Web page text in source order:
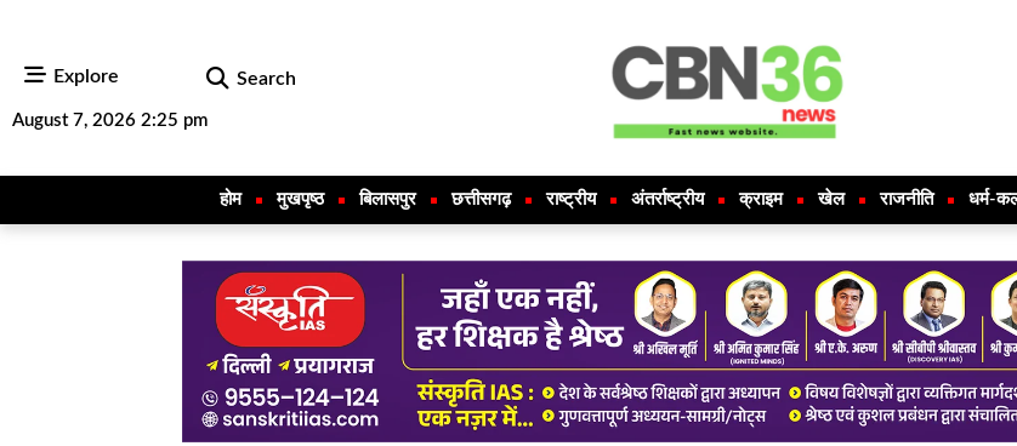
Explore Search
August 7, 2026 2:25 pm
होम मुखपृष्ठ बिलासपुर छत्तीसगढ़ राष्ट्रीय अंतर्राष्ट्रीय क्राइम खेल राजनीति धर्म-